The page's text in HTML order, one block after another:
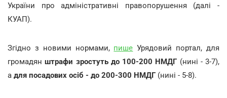
України про адміністративні правопорушення (далі -
КУАП).
Згідно з новими нормами, пише Урядовий портал, для
громадянштрафи зростуть до 100-200 НМДГ (нині - 3-7),
а для посадових осіб - до 200-300 НМДГ (нині - 5-8).